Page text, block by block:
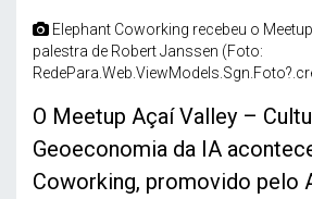
Elephant Coworking recebeu o
palestra de Robert Janssen (Foto:
O Meetup Açaí Valley –
Geoeconomia da IA
Coworking, promovido pelo